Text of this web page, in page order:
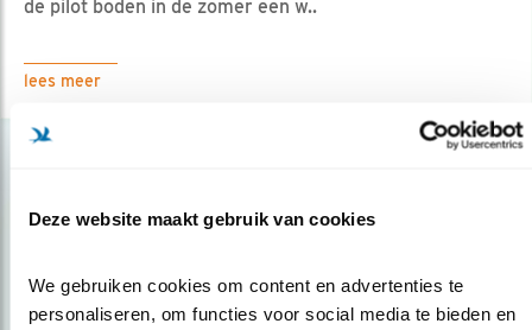
Deze website maakt gebruik van cookies
We gebruiken cookies om content en advertenties te
personaliseren, om functies voor social media te bieden en
de pilot boden in de zomer een w..
lees meer